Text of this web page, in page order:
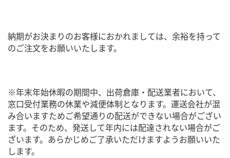
納期がお決まりのお客様におかれましては、余裕を持って
のご注文をお願いいたします。
※年末年始休暇の期間中、出荷倉庫・配送業者において、
窓口受付業務の休業や減便体制となります。運送会社が混
み合いますためご希望通りの配送ができない場合がござい
ます。そのため、発送して年内には配達されない場合がご
ざいます。あらかじめご了承いただけますようお願いいた
します。